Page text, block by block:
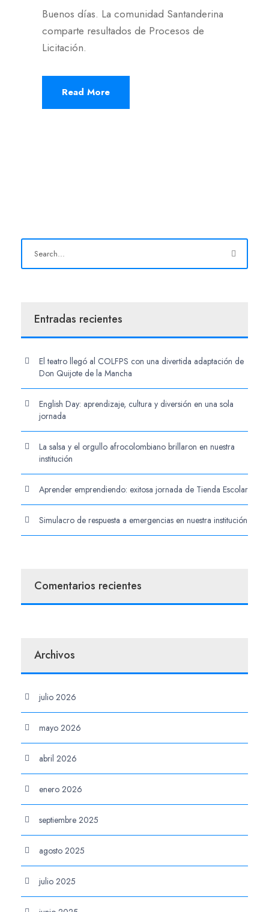
Buenos días. La comunidad Santanderina
comparte resultados de Procesos de
Licitación.
Read More
Entradas recientes
El teatro llegó al COLFPS con una divertida adaptación de
Don Quijote de la Mancha
English Day: aprendizaje, cultura y diversión en una sola
jornada
La salsa y el orgullo afrocolombiano brillaron en nuestra
institución
Aprender emprendiendo: exitosa jornada de Tienda Escolar
Simulacro de respuesta a emergencias en nuestra institución
Comentarios recientes
Archivos
julio 2026
mayo 2026
abril 2026
enero 2026
septiembre 2025
agosto 2025
julio 2025